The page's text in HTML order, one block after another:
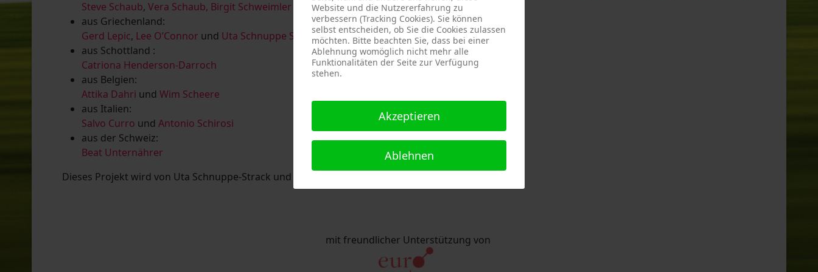
Steve Schaub, Vera Schaub, Birgit Schweimler & Serge DevadderundRolf Thärichen
aus Griechenland:
Gerd Lepic, Lee O’Connor und Uta Schnuppe Strack
aus Schottland :
Catriona Henderson-Darroch
aus Belgien:
Attika Dahri und Wim Scheere
aus Italien:
Salvo Curro und Antonio Schirosi
aus der Schweiz:
Beat Unternährer
Dieses Projekt wird von Uta Schnuppe-Strack und Eric Schaftlein organisiert.
mit freundlicher Unterstützung von
Website und die Nutzererfahrung zu
verbessern (Tracking Cookies). Sie können
selbst entscheiden, ob Sie die Cookies zulassen
möchten. Bitte beachten Sie, dass bei einer
Ablehnung womöglich nicht mehr alle
Funktionalitäten der Seite zur Verfügung
stehen.
Akzeptieren
Ablehnen